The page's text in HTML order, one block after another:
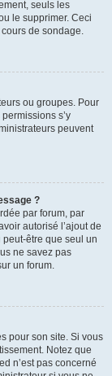
seuls les
le supprimer. Ceci
de sondage.
ou groupes. Pour
s’y
peuvent
?
par forum, par
autorisé l’ajout de
être que seul un
ne savez pas
un forum.
pour son site. Si vous
Notez que
n’est pas concerné